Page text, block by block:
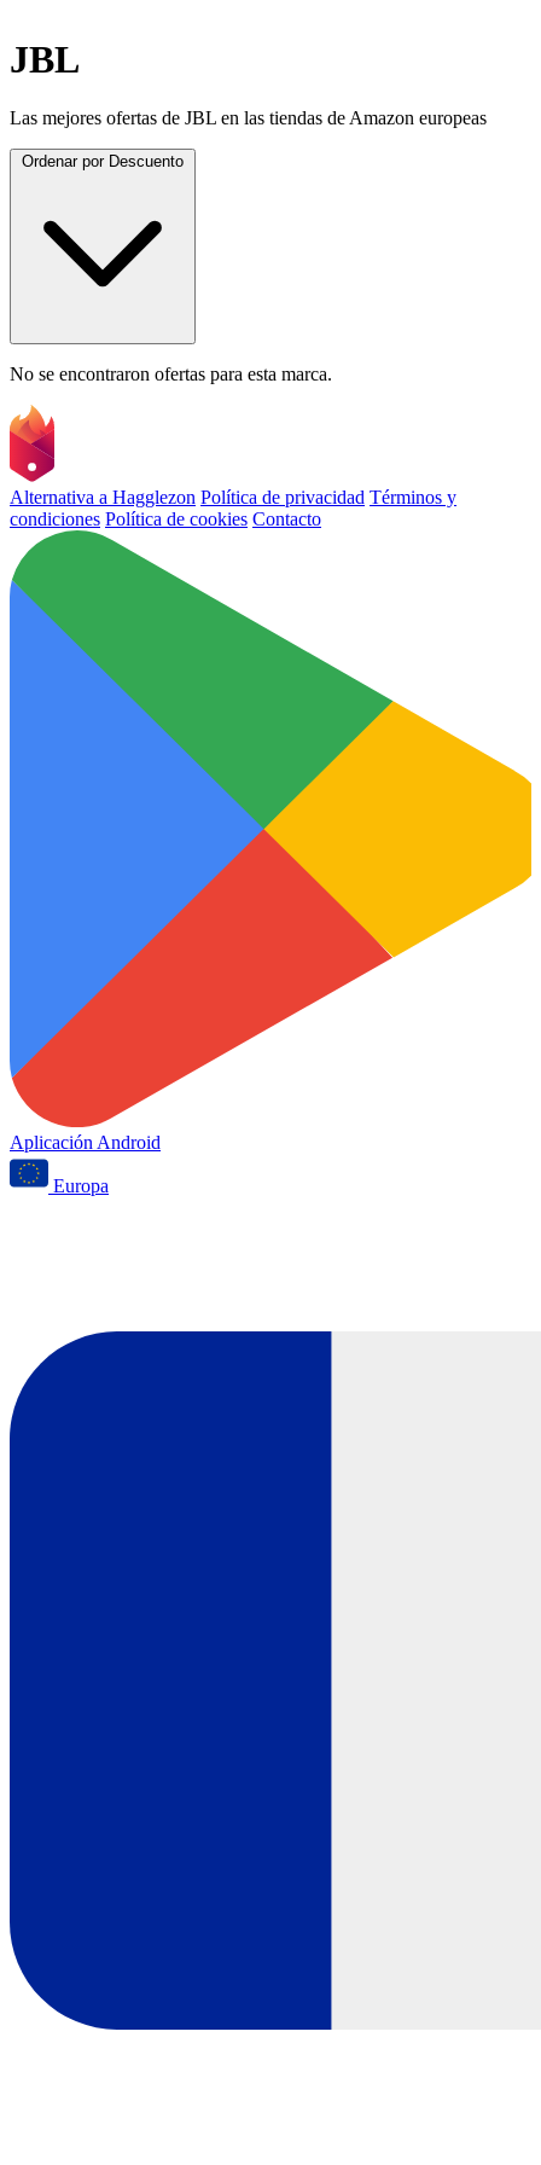
JBL
Las mejores ofertas de JBL en las tiendas de Amazon europeas
Ordenar por Descuento
No se encontraron ofertas para esta marca.
Alternativa a Hagglezon Política de privacidad Términos y
condiciones Política de cookies Contacto
Aplicación Android
Europa